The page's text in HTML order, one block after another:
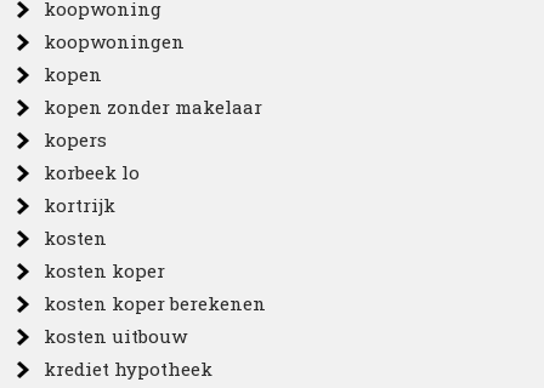
koopwoning
koopwoningen
kopen
kopen zonder makelaar
kopers
korbeek lo
kortrijk
kosten
kosten koper
kosten koper berekenen
kosten uitbouw
krediet hypotheek